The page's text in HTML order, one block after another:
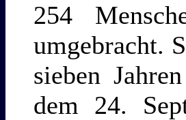
254
umgebracht.
sieben
dem 24.